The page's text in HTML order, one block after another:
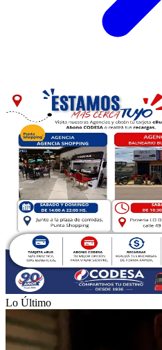
Lo Último